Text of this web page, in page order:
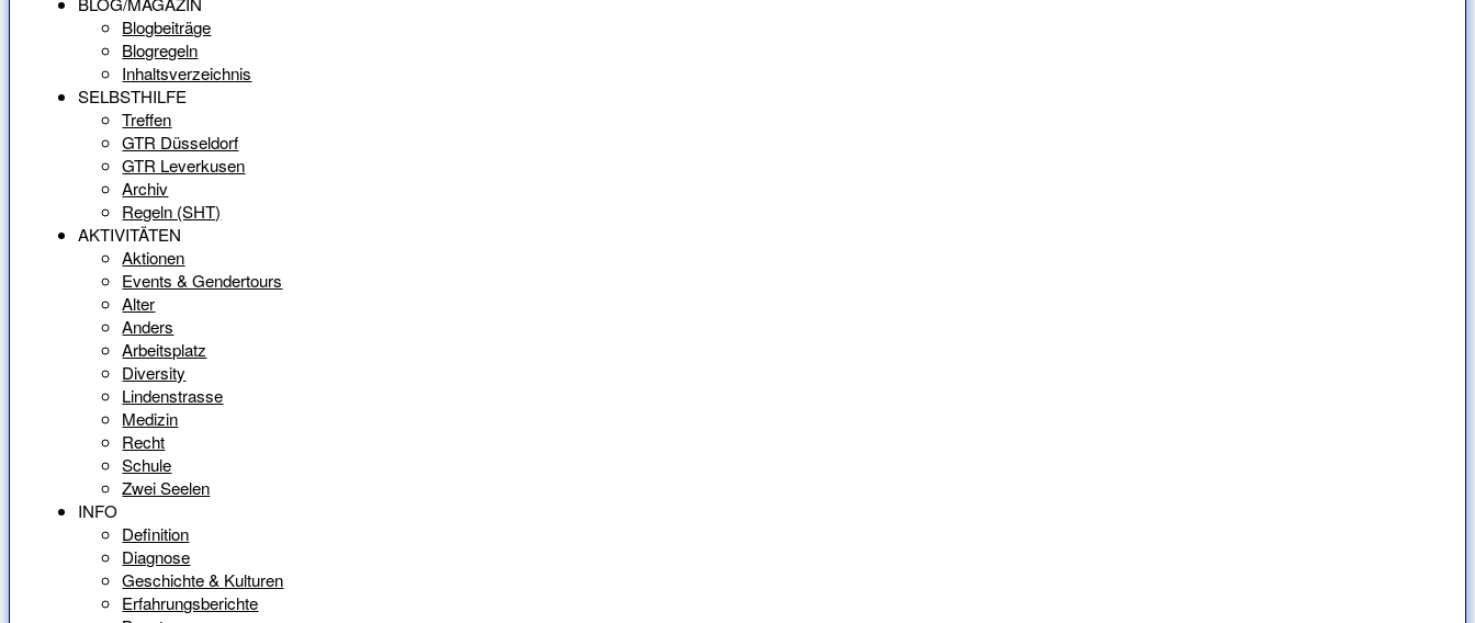
Blogbeiträge
Blogregeln
Inhaltsverzeichnis
SELBSTHILFE
Treffen
GTR Düsseldorf
GTR Leverkusen
Archiv
Regeln (SHT)
AKTIVITÄTEN
Aktionen
Events & Gendertours
Alter
Anders
Arbeitsplatz
Diversity
Lindenstrasse
Medizin
Recht
Schule
Zwei Seelen
INFO
Definition
Diagnose
Geschichte & Kulturen
Erfahrungsberichte